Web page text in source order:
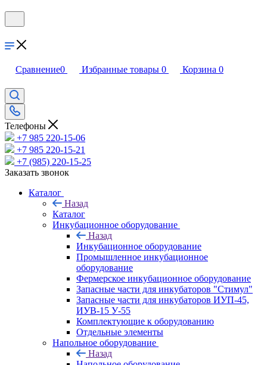
Сравнение0 Избранные товары 0 Корзина 0
Телефоны
+7 985 220-15-06
+7 985 220-15-21
+7 (985) 220-15-25
Заказать звонок
Каталог
Назад
Каталог
Инкубационное оборудование
Назад
Инкубационное оборудование
Промышленное инкубационное
оборудование
Фермерское инкубационное оборудование
Запасные части для инкубаторов "Стимул"
Запасные части для инкубаторов ИУП-45,
ИУВ-15 У-55
Комплектующие к оборудованию
Отдельные элементы
Напольное оборудование
Назад